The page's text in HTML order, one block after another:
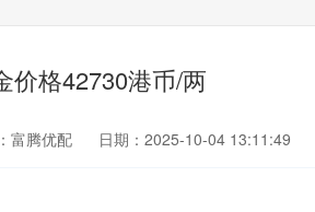
价格42730港币/两
富腾优配 日期：2025-10-04 13:11:49